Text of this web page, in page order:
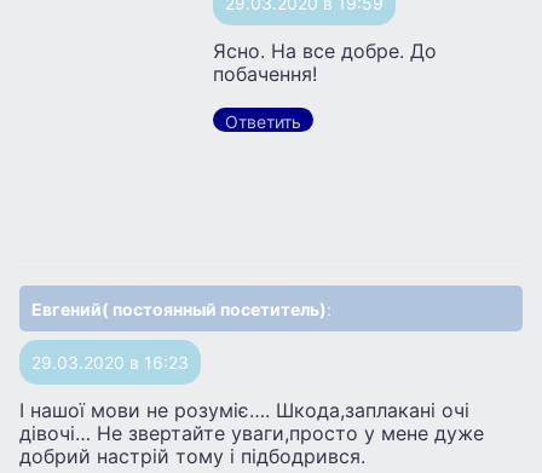
Ясно. На все добре. До
побачення!
Ответить
Евгений( постоянный посетитель):
29.03.2020 в 16:23
І нашої мови не розуміє…. Шкода,заплакані очі
дівочі… Не звертайте уваги,просто у мене дуже
добрий настрій тому і підбодрився.